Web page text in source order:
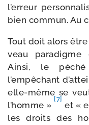
l’erreur
bien com­mun. Au
Tout doit alors
veau para­digme
Ainsi, le
l’empêchant
elle-​même se
l’homme »
[7]
et «
les droits des